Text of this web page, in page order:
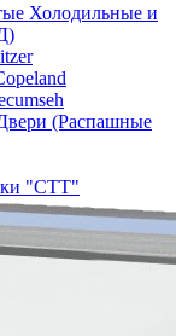
Холодильные и
(Распашные
"СТТ"